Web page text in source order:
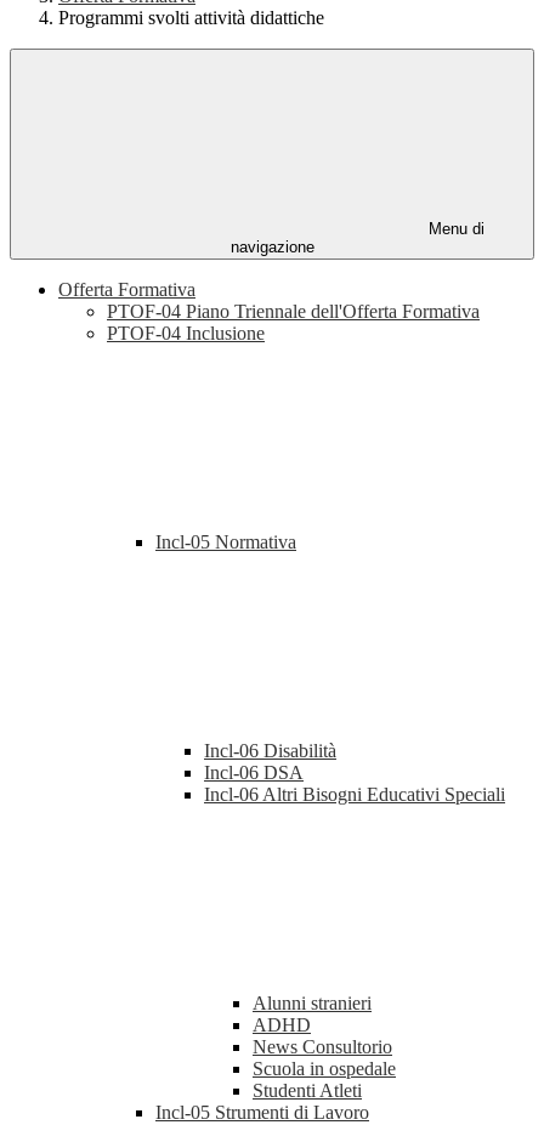
Programmi svolti attività didattiche
Menu di
navigazione
Offerta Formativa
PTOF-04 Piano Triennale dell'Offerta Formativa
PTOF-04 Inclusione
Incl-05 Normativa
Incl-06 Disabilità
Incl-06 DSA
Incl-06 Altri Bisogni Educativi Speciali
Alunni stranieri
ADHD
News Consultorio
Scuola in ospedale
Studenti Atleti
Incl-05 Strumenti di Lavoro